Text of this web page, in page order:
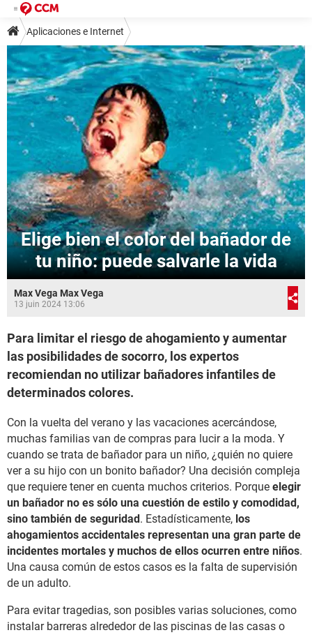
Aplicaciones e Internet
Elige bien el color del bañador de
tu niño: puede salvarle la vida
Max Vega Max Vega
13 juin 2024 13:06
Para limitar el riesgo de ahogamiento y aumentar
las posibilidades de socorro, los expertos
recomiendan no utilizar bañadores infantiles de
determinados colores.
Con la vuelta del verano y las vacaciones acercándose,
muchas familias van de compras para lucir a la moda. Y
cuando se trata de bañador para un niño, ¿quién no quiere
ver a su hijo con un bonito bañador? Una decisión compleja
que requiere tener en cuenta muchos criterios. Porque elegir
un bañador no es sólo una cuestión de estilo y comodidad,
sino también de seguridad. Estadísticamente, los
ahogamientos accidentales representan una gran parte de
incidentes mortales y muchos de ellos ocurren entre niños.
Una causa común de estos casos es la falta de supervisión
de un adulto.
Para evitar tragedias, son posibles varias soluciones, como
instalar barreras alrededor de las piscinas de las casas o